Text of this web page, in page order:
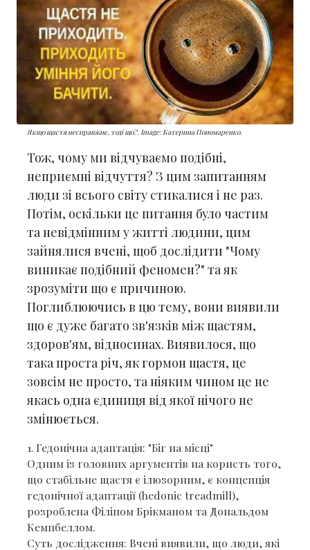
Якщо щастя несправжнє, тоді що?. Image: Катерина Пономаренко.
Тож, чому ми відчуваємо подібні,
неприємні відчуття? З цим запитанням
люди зі всього світу стикалися і не раз.
Потім, оскільки це питання було частим
та невідмінним у житті людини, цим
зайнялися вчені, щоб дослідити "Чому
виникає подібний феномен?" та як
зрозуміти що є причиною.
Поглиблюючись в цю тему, вони виявили
що є дуже багато зв'язків між щастям,
здоров'ям, відносинах. Виявилося, що
така проста річ, як гормон щастя, це
зовсім не просто, та ніяким чином це не
якась одна єдиниця від якої нічого не
змінюється.
​1. Гедонічна адаптація: "Біг на місці"
​Одним із головних аргументів на користь того,
що стабільне щастя є ілюзорним, є концепція
гедонічної адаптації (hedonic treadmill),
розроблена Філіпом Брікманом та Дональдом
Кемпбеллом.
​Суть дослідження: Вчені виявили, що люди, які